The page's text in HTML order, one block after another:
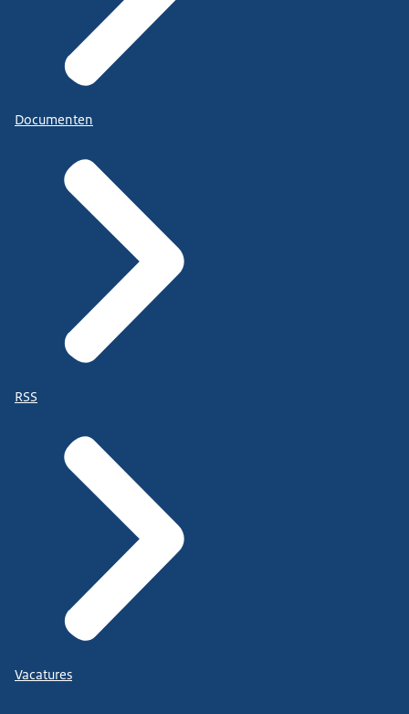
Documenten
RSS
Vacatures